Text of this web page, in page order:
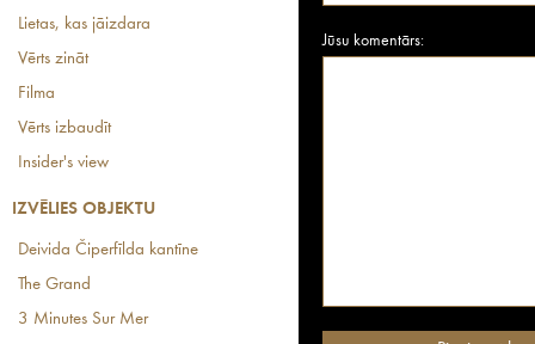
Lietas, kas jāizdara
Vērts zināt
Filma
Vērts izbaudīt
Insider's view
IZVĒLIES OBJEKTU
Deivida Čiperfīlda kantīne
The Grand
3 Minutes Sur Mer
Jūsu komentārs: